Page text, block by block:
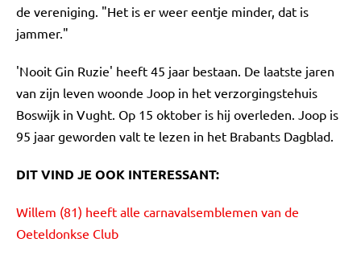
de vereniging. "Het is er weer eentje minder, dat is
jammer."
'Nooit Gin Ruzie' heeft 45 jaar bestaan. De laatste jaren
van zijn leven woonde Joop in het verzorgingstehuis
Boswijk in Vught. Op 15 oktober is hij overleden. Joop is
95 jaar geworden valt te lezen in het Brabants Dagblad.
DIT VIND JE OOK INTERESSANT:
Willem (81) heeft alle carnavalsemblemen van de
Oeteldonkse Club